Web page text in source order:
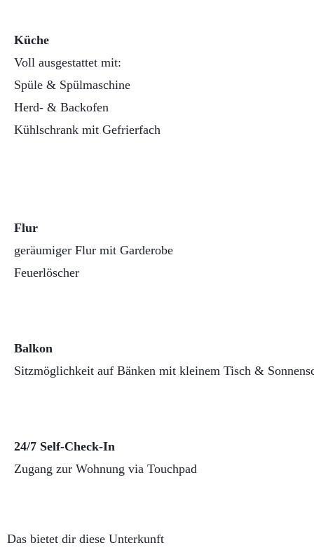
Küche
Voll ausgestattet mit:
Spüle & Spülmaschine
Herd- & Backofen
Kühlschrank mit Gefrierfach
Flur
geräumiger Flur mit Garderobe
Feuerlöscher
Balkon
Sitzmöglichkeit auf Bänken mit kleinem Tisch &
24/7 Self-Check-In
Zugang zur Wohnung via Touchpad
Das bietet dir diese Unterkunft